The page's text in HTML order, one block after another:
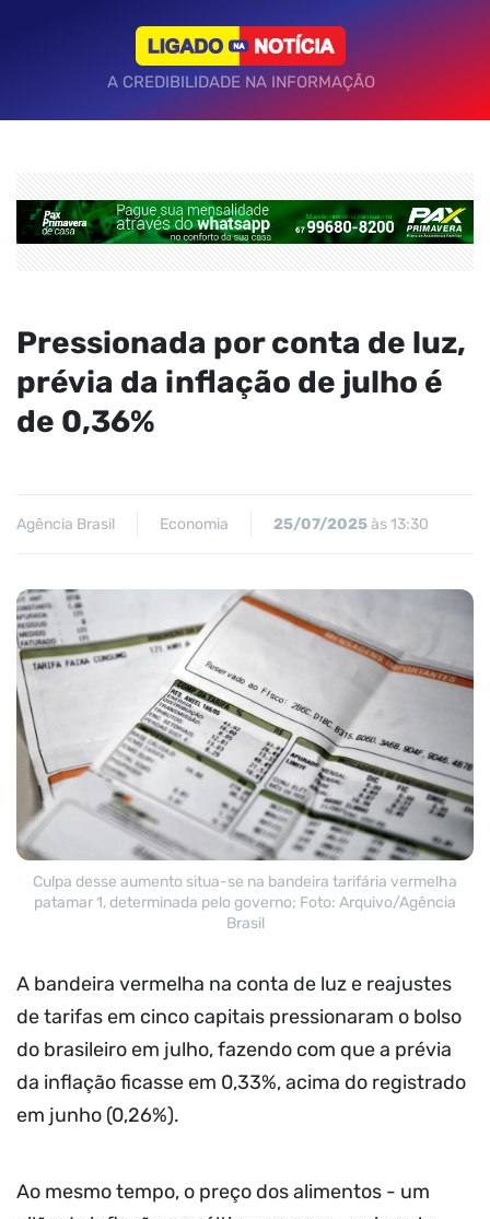
A CREDIBILIDADE NA INFORMAÇÃO
Pressionada por conta de luz,
prévia da inflação de julho é
de 0,36%
Agência Brasil Economia 25/07/2025às 13:30
Culpa desse aumento situa-se na bandeira tarifária vermelha
patamar 1, determinada pelo governo; Foto: Arquivo/Agência
Brasil
A bandeira vermelha na conta de luz e reajustes
de tarifas em cinco capitais pressionaram o bolso
do brasileiro em julho, fazendo com que a prévia
da inflação ficasse em 0,33%, acima do registrado
em junho (0,26%).
Ao mesmo tempo, o preço dos alimentos - um